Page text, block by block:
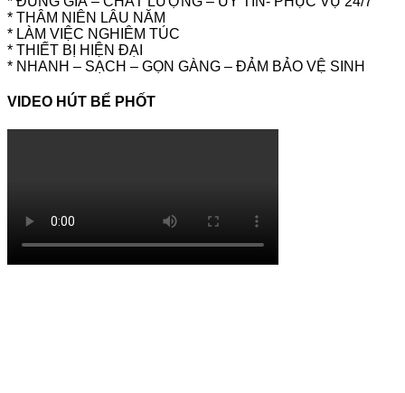
* THÂM NIÊN LÂU NĂM
* LÀM VIỆC NGHIÊM TÚC
* THIẾT BỊ HIỆN ĐẠI
* NHANH – SẠCH – GỌN GÀNG – ĐẢM BẢO VỆ SINH
VIDEO HÚT BỂ PHỐT